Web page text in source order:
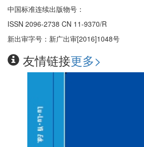
中国标准连续出版物号：
ISSN 2096-2738 CN 11-9370/R
新出审字号：新广出审[2016]1048号
友情链接更多>